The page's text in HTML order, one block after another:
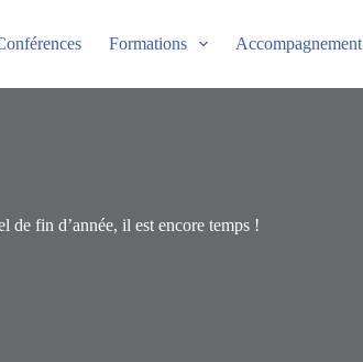
Formations Accompagnement
de fin d’année, il est encore temps !